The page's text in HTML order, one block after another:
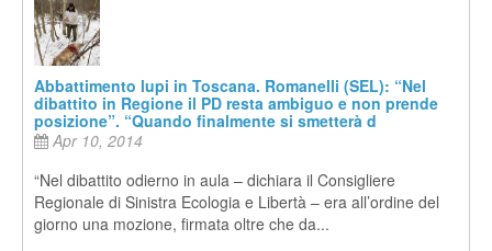
Abbattimento lupi in Toscana. Romanelli (SEL): “Nel
dibattito in Regione il PD resta ambiguo e non prende
posizione”. “Quando finalmente si smetterà d
Apr 10, 2014
“Nel dibattito odierno in aula – dichiara il Consigliere
Regionale di Sinistra Ecologia e Libertà – era all’ordine del
giorno una mozione, firmata oltre che da...